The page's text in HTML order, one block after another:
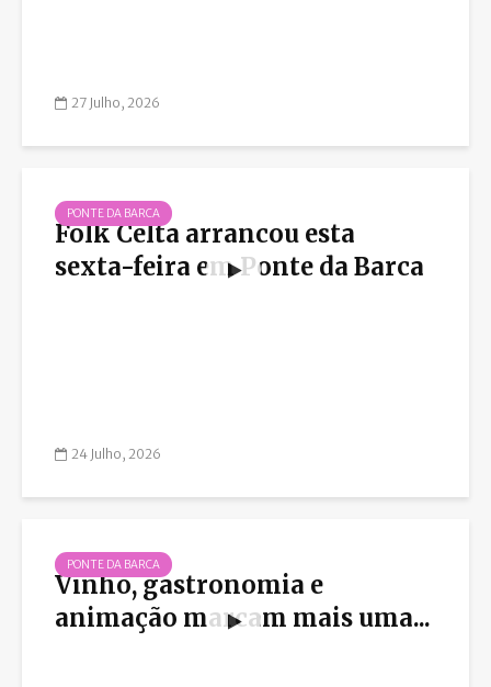
27 Julho, 2026
PONTE DA BARCA
Folk Celta arrancou esta
sexta-feira em Ponte da Barca
24 Julho, 2026
PONTE DA BARCA
Vinho, gastronomia e
animação marcam mais uma...